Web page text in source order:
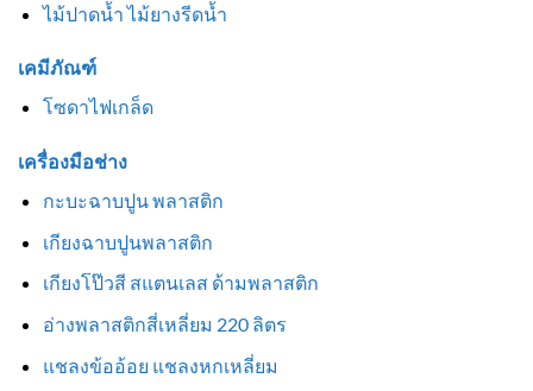
ไม้ปาดน้ำ ไม้ยางรีดน้ำ
เคมีภัณฑ์
โซดาไฟเกล็ด
เครื่องมือช่าง
กะบะฉาบปูน พลาสติก
เกียงฉาบปูนพลาสติก
เกียงโป๊วสี สแตนเลส ด้ามพลาสติก
อ่างพลาสติกสี่เหลี่ยม 220 ลิตร
แชลงข้ออ้อย แชลงหกเหลี่ยม